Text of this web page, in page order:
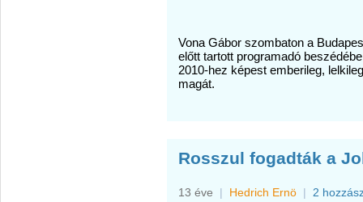
Vona Gábor szombaton a
előtt tartott programadó
2010-hez képest emberileg,
magát.
Rosszul fogadták a
13 éve | Hedrich Ernö | 2